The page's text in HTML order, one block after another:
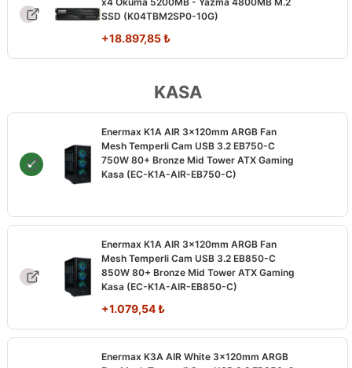
SSD (K04TBM2SP0-10G)
+18.897,85₺
KASA
Enermax K1A AIR 3x120mm ARGB Fan
Mesh Temperli Cam USB 3.2 EB750-C
750W 80+ Bronze Mid Tower ATX Gaming
Kasa (EC-K1A-AIR-EB750-C)
Enermax K1A AIR 3x120mm ARGB Fan
Mesh Temperli Cam USB 3.2 EB850-C
850W 80+ Bronze Mid Tower ATX Gaming
Kasa (EC-K1A-AIR-EB850-C)
+1.079,54₺
Enermax K3A AIR White 3x120mm ARGB